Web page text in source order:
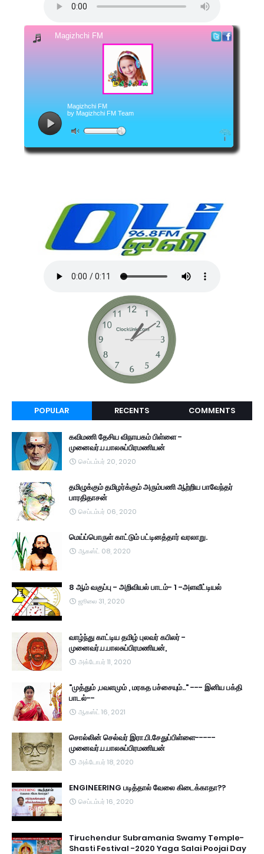
POPULAR RECENTS COMMENTS
கவிமணி தேசிய விநாயகம் பிள்ளை -
முனைவர்.ப.பாலசுப்பிரமணியன்
செப்டம்பர் 20, 2020
தமிழுக்கும் தமிழர்க்கும் அரும்பணி ஆற்றிய பாவேந்தர்
பாரதிதாசன்
செப்டம்பர் 06, 2020
மெய்ப்பொருள் காட்டும் பட்டினத்தார் வரலாறு.
ஆகஸ்ட் 08, 2020
8 ஆம் வகுப்பு - அறிவியல் பாடம்- 1 -அளவீட்டியல்
ஜூலை 31, 2020
வாழ்ந்து காட்டிய தமிழ் புலவர் கபிலர் -
முனைவர்.ப.பாலசுப்பிரமணியன்,
அக்டோபர் 11, 2020
"முத்தும் ,பவளமும் , மரகத பச்சையும்.." --- இனிய பக்தி
பாடல்--
ஆகஸ்ட் 16, 2021
சொல்லின் செல்வர் இரா.பி.சேதுப்பிள்ளை-----
முனைவர்.ப.பாலசுப்பிரமணியன்
அக்டோபர் 18, 2020
ENGINEERING படித்தால் வேலை கிடைக்காதா??
செப்டம்பர் 16, 2020
Tiruchendur Subramania Swamy Temple-
Shasti Festival -2020 Yaga Salai Poojai Day